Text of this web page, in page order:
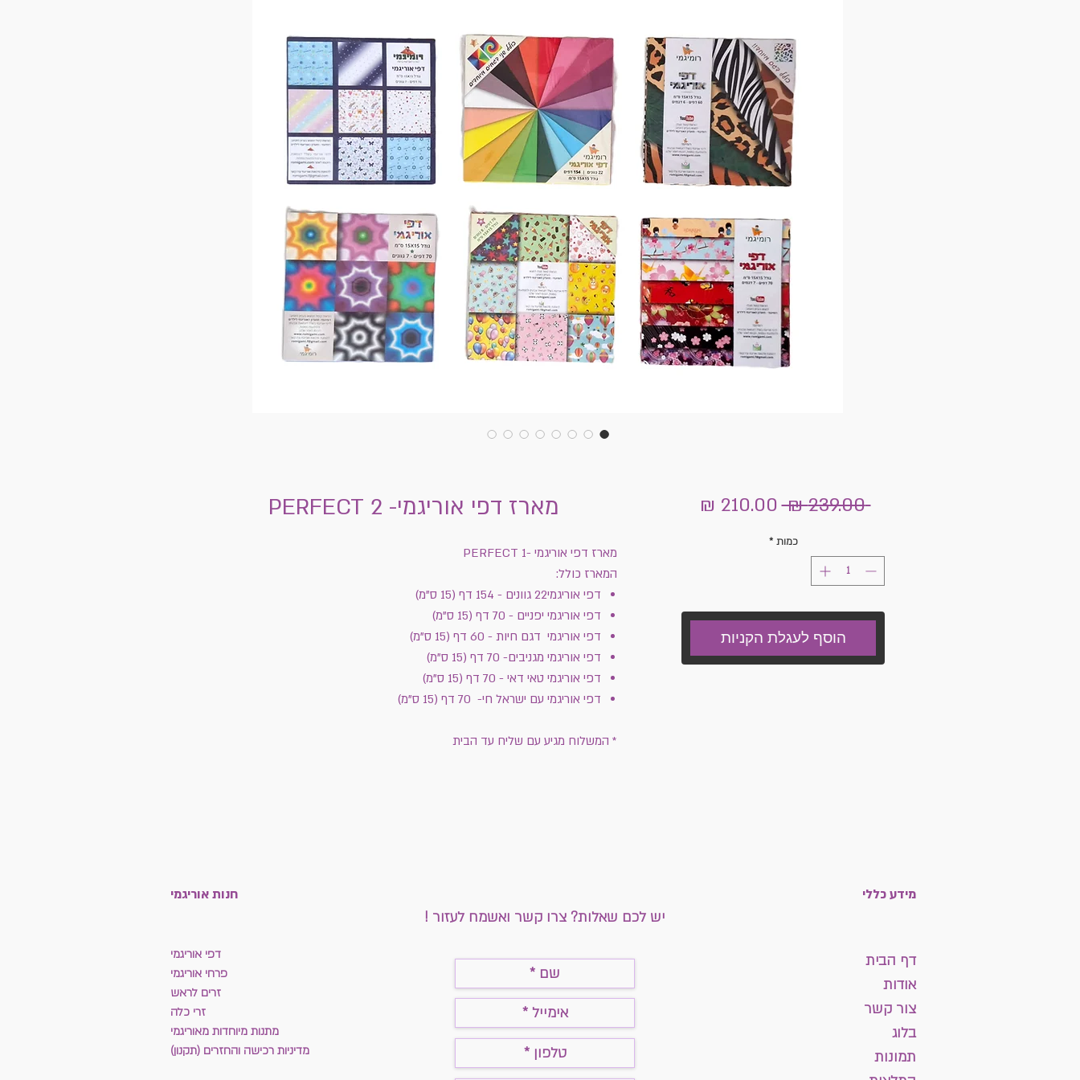
מארז דפי אוריגמי- PERFECT 2
מארז דפי אוריגמי -PERFECT 1
המארז כולל:
דפי אוריגמי22 גוונים - 154 דף (15 ס"מ)
דפי אוריגמי יפניים - 70 דף (15 ס"מ)
דפי אוריגמי דגם חיות - 60 דף (15 ס"מ)
דפי אוריגמי מגניבים- 70 דף (15 ס"מ)
דפי אוריגמי טאי דאי - 70 דף (15 ס"מ)
דפי אוריגמי עם ישראל חי- 70 דף (15 ס"מ)
* המשלוח מגיע עם שליח עד הבית
‏239.00 ‏₪
מחיר
רגיל כמות *
הוסף לעגלת הקניות
חנות אוריגמי מידע כללי
יש לכם שאלות? צרו קשר ואשמח לעזור !
דפי אוריגמי
פרחי אוריגמי
זרים לראש
זרי כלה
מתנות מיוחדות מאוריגמי
מדיניות רכישה והחזרים (תקנון)
דף הבית
אודות
צור קשר
בלוג
תמונות